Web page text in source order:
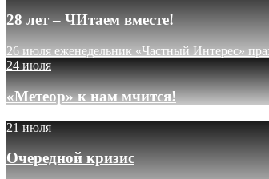
28 лет – ЧИтаем вместе!
26 июля еженедельник «Частный Интерес»
24 июля
«Метеор» к нам мчится!
21 июля
Очередной кризис